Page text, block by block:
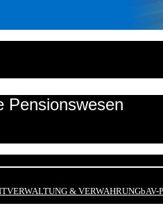
Pensionswesen
VERWALTUNG & VERWAHRUNGbAV-